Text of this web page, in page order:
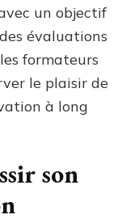
un objectif
évaluations
formateurs
le plaisir de
à long
son